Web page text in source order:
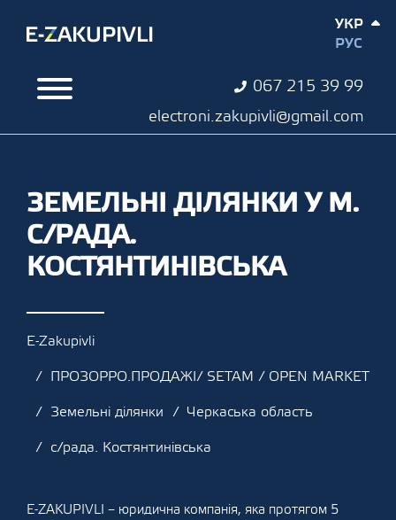
067 215 39 99
electroni.zakupivli@gmail.com
УКР
РУС
ЗЕМЕЛЬНІ ДІЛЯНКИ У М.
С/РАДА.
КОСТЯНТИНІВСЬКА
E-Zakupivli
ПРОЗОРРО.ПРОДАЖІ/ SETAM / OPEN MARKET
Земельні ділянки
Черкаська область
с/рада. Костянтинівська
E-ZAKUPIVLI – юридична компанія, яка протягом 5